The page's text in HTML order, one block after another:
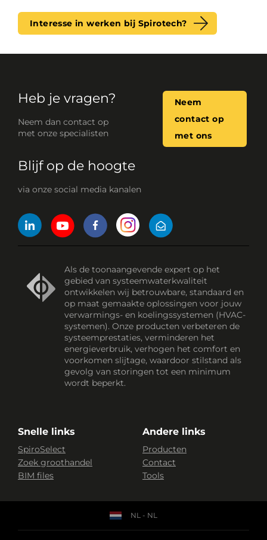
Interesse in werken bij Spirotech?
Heb je vragen?
Neem dan contact op
met onze specialisten
Neem
contact op
met ons
Blijf op de hoogte
via onze social media kanalen
Als de toonaangevende expert op het
gebied van systeemwaterkwaliteit
ontwikkelen wij betrouwbare, standaard en
op maat gemaakte oplossingen voor jouw
verwarmings- en koelingssystemen (HVAC-
systemen). Onze producten verbeteren de
systeemprestaties, verminderen het
energieverbruik, verhogen het comfort en
voorkomen slijtage, waardoor stilstand als
gevolg van storingen tot een minimum
wordt beperkt.
Snelle links
SpiroSelect
Zoek groothandel
BIM files
Andere links
Producten
Contact
Tools
NL - NL